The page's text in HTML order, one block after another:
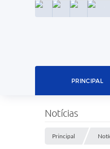
INSTAGRAMFACEBOOKLINKEDIN
PRINCIPAL
Notícias
Principal